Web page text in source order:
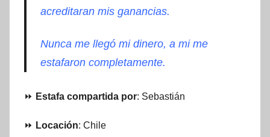
acreditaran mis ganancias.
Nunca me llegó mi dinero, a mi me
estafaron completamente.
⏩ Estafa compartida por: Sebastián
⏩ Locación: Chile